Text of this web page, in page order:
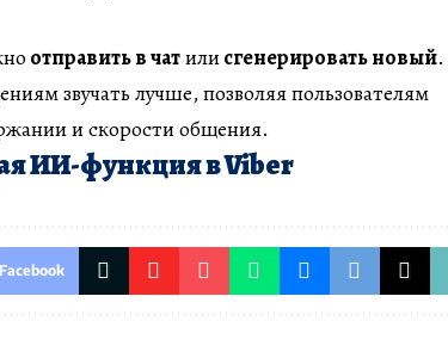
отправить в чатилисгенерировать новый.
звучать лучше, позволяя пользователям
и скорости общения.
ИИ-функция в Viber
Facebook